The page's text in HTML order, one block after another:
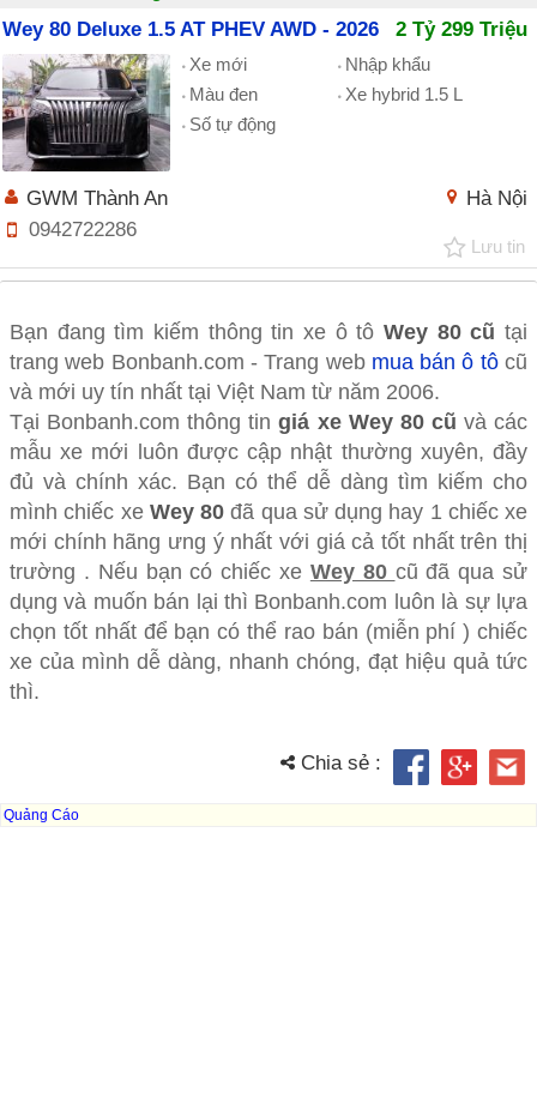
Wey 80 Deluxe 1.5 AT PHEV AWD - 2026
2 Tỷ 299 Triệu
Xe mới
Nhập khẩu
Màu đen
Xe hybrid 1.5 L
Số tự động
Hà Nội
GWM Thành An
0942722286
Lưu tin
Bạn đang tìm kiếm thông tin xe ô tô Wey 80 cũ tại
trang web Bonbanh.com - Trang web mua bán ô tôcũ
và mới uy tín nhất tại Việt Nam từ năm 2006.
Tại Bonbanh.com thông tingiá xe Wey 80 cũ và các
mẫu xe mới luôn được cập nhật thường xuyên, đầy
đủ và chính xác. Bạn có thể dễ dàng tìm kiếm cho
mình chiếc xe Wey 80đã qua sử dụng hay 1 chiếc xe
mới chính hãng ưng ý nhất với giá cả tốt nhất trên thị
trường . Nếu bạn có chiếc xe Wey 80 cũ đã qua sử
dụng và muốn bán lại thì Bonbanh.com luôn là sự lựa
chọn tốt nhất để bạn có thể rao bán (miễn phí ) chiếc
xe của mình dễ dàng, nhanh chóng, đạt hiệu quả tức
thì.
Chia sẻ :
Quảng Cáo